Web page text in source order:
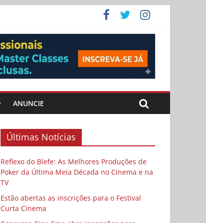
ANUNCIE
Últimas Notícias
Reflexo do Blefe: As Melhores Produções de
Poker da Última Meia Década no Cinema e na
TV
Estão abertas as inscrições para o Festival
Curta Cinema